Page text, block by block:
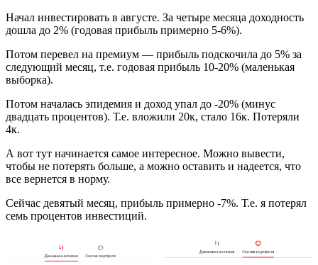
Начал инвестировать в августе. За четыре месяца доходность
дошла до 2% (годовая прибыль примерно 5-6%).
Потом перевел на премиум — прибыль подскочила до 5% за
следующий месяц, т.е. годовая прибыль 10-20% (маленькая
выборка).
Потом началась эпидемия и доход упал до -20% (минус
двадцать процентов). Т.е. вложили 20к, стало 16к. Потеряли
4к.
А вот тут начинается самое интересное. Можно вывести,
чтобы не потерять больше, а можно оставить и надеется, что
все вернется в норму.
Сейчас девятый месяц, прибыль примерно -7%. Т.е. я потерял
семь процентов инвестиций.